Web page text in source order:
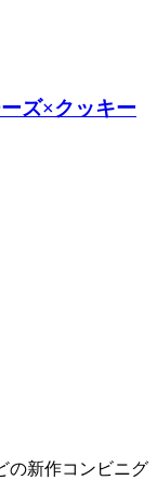
ズ×クッキー
の新作コンビニグ